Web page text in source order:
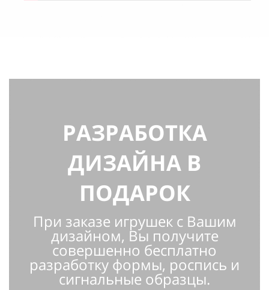
РАЗРАБОТКА
ДИЗАЙНА В
ПОДАРОК
При заказе игрушек с Вашим
дизайном, Вы получите
совершенно бесплатно
разработку формы, роспись и
сигнальные образцы.